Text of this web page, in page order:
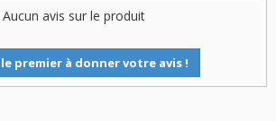
Aucun avis sur le produit
le premier à donner votre avis !